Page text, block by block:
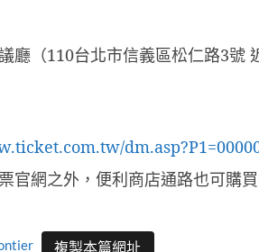
廳（110台北市信義區松仁路3號
官網之外，便利商店通路也可購
複製本篇網址